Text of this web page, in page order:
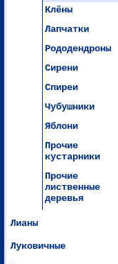
Клёны
Лапчатки
Рододендроны
Сирени
Спиреи
Чубушники
Яблони
Прочие
кустарники
Прочие
лиственные
деревья
Лианы
Луковичные